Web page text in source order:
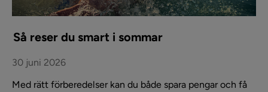
Så reser du smart i sommar
30 juni 2026
Med rätt förberedelser kan du både spara pengar och få